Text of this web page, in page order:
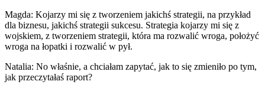
Magda: Kojarzy mi się z tworzeniem jakichś strategii, na przykład
dla biznesu, jakichś strategii sukcesu. Strategia kojarzy mi się z
wojskiem, z tworzeniem strategii, która ma rozwalić wroga, położyć
wroga na łopatki i rozwalić w pył.
Natalia: No właśnie, a chciałam zapytać, jak to się zmieniło po tym,
jak przeczytałaś raport?